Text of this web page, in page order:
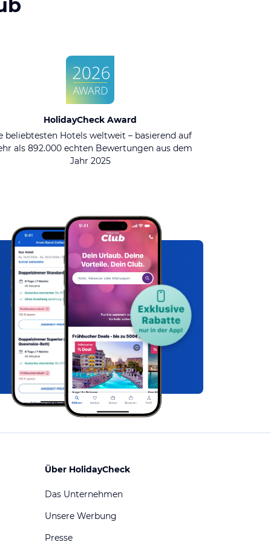
HolidayCheck Award
beliebtesten Hotels weltweit – basierend auf
als 892.000 echten Bewertungen aus dem
Jahr 2025
Über HolidayCheck
Das Unternehmen
Unsere Werbung
Presse